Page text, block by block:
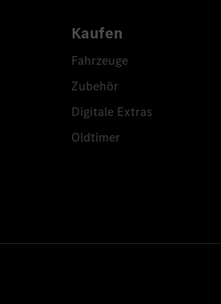
Kaufen
Fahrzeuge
Zubehör
Digitale Extras
Oldtimer